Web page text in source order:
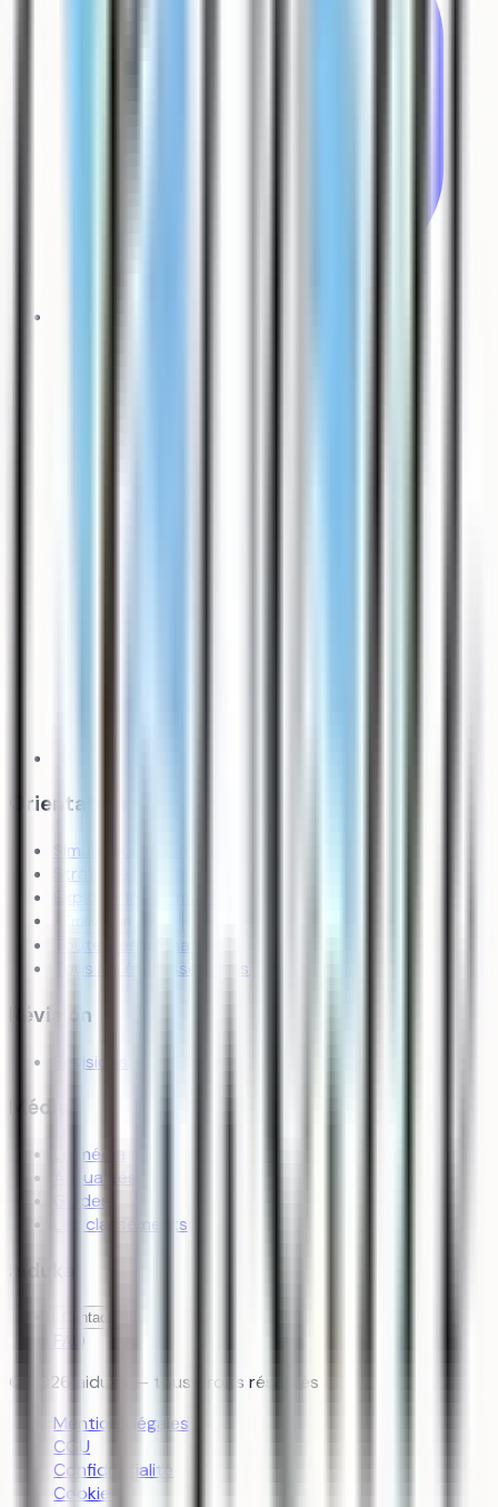
Orientation
Simulateur d’admission
Stratégie de vœux
Explorer les formations
Tous les établissements
Révision
Révisions
Média
Le média
Actualités
Guides
Les classements
aiduka
Contact
FAQ
©
2026
aiduka — tous droits réservés
Mentions légales
CGU
Confidentialité
Cookies